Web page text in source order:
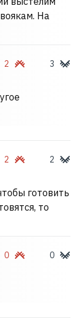
На
2 3
2 2
готовить
то
0 0